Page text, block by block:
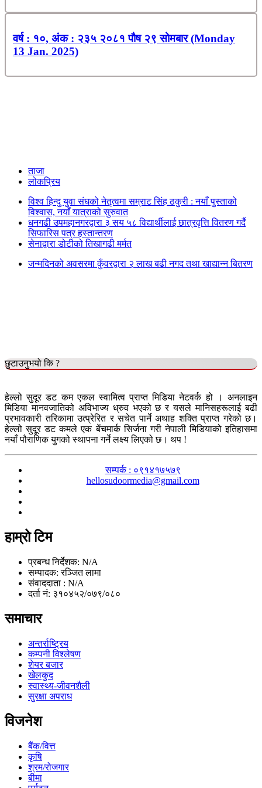
वर्ष : १०, अंक : २३५ २०८१ पौष २९ सोमबार (Monday
13 Jan. 2025)
ताजा
लोकप्रिय
विश्व हिन्दु युवा संघको नेतृत्वमा सम्राट सिंह ठकुरी : नयाँ पुस्ताको
विश्वास, नयाँ यात्राको सुरुवात
धनगढी उपमहानगरद्वारा ३ सय ५८ विद्यार्थीलाई छात्रवृत्ति वितरण गर्दै
सिफारिस पत्र हस्तान्तरण
सेनाद्वारा डोटीको तिखागढी मर्मत
जन्मदिनको अवसरमा कुँवरद्वारा २ लाख बढी नगद तथा खाद्यान्न बितरण
छुटाउनुभयो कि ?
हेल्लो सुदूर डट कम एकल स्वामित्व प्राप्त मिडिया नेटवर्क हो । अनलाइन
मिडिया मानवजातिको अविभाज्य ध्रुव भएको छ र यसले मानिसहरूलाई बढी
प्रभावकारी तरिकामा उत्प्रेरित र सचेत पार्ने अथाह शक्ति प्राप्त गरेको छ।
हेल्लो सुदूर डट कमले एक बेंचमार्क सिर्जना गरी नेपाली मिडियाको इतिहासमा
नयाँ पौराणिक युगको स्थापना गर्ने लक्ष्य लिएको छ। थप !
सम्पर्क : ०९१४१७५७९
hellosudoormedia@gmail.com
हाम्रो टिम
प्रबन्ध निर्देशक: N/A
सम्पादक: रञ्जित लामा
संवाददाता : N/A
दर्ता नं: ३१०४५२/०७९/०८०
समाचार
अन्तर्राष्ट्रिय
कम्पनी विश्लेषण
शेयर बजार
खेलकुद
स्वास्थ्य-जीवनशैली
सुरक्षा अपराध
विजनेश
बैंक/वित्त
कृषि
श्रम/रोजगार
बीमा